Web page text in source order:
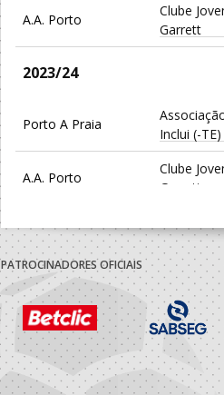
A.A. Porto
Clube
Garrett
2023/24
Porto A Praia
Inclui (-
A.A. Porto
Clube
Garrett
2022/23
Porto A Praia Kaky's
Porto A Praia
Kaky's
A.A. Porto
Clube
Garrett
PATROCINADORES OFICIAIS